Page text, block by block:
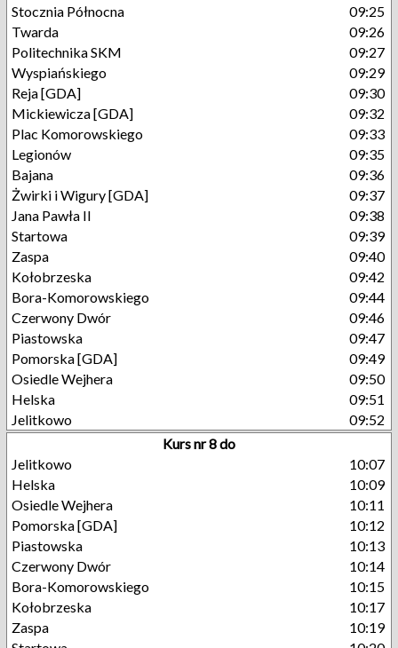
Stocznia Północna
09:25
Twarda
09:26
Politechnika SKM
09:27
Wyspiańskiego
09:29
Reja [GDA]
09:30
Mickiewicza [GDA]
09:32
Plac Komorowskiego
09:33
Legionów
09:35
Bajana
09:36
Żwirki i Wigury [GDA]
09:37
Jana Pawła II
09:38
Startowa
09:39
Zaspa
09:40
Kołobrzeska
09:42
Bora-Komorowskiego
09:44
Czerwony Dwór
09:46
Piastowska
09:47
Pomorska [GDA]
09:49
Osiedle Wejhera
09:50
Helska
09:51
Jelitkowo
09:52
Kurs nr 8 do
Jelitkowo
10:07
Helska
10:09
Osiedle Wejhera
10:11
Pomorska [GDA]
10:12
Piastowska
10:13
Czerwony Dwór
10:14
Bora-Komorowskiego
10:15
Kołobrzeska
10:17
Zaspa
10:19